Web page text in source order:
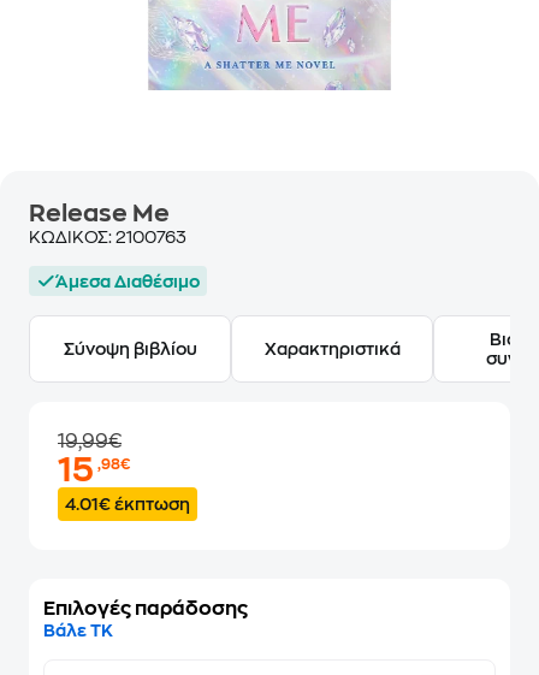
Release Me
ΚΩΔΙΚΟΣ: 2100763
Άμεσα Διαθέσιμο
Σύνοψη βιβλίου Χαρακτηριστικά
19,99€
15,98€
4.01€ έκπτωση
Επιλογές παράδοσης
Βάλε ΤΚ